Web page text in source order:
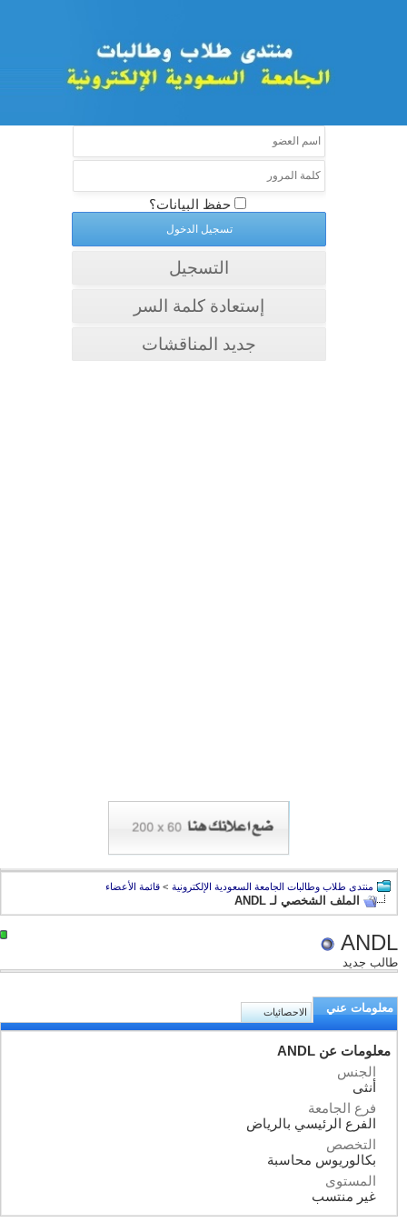
حفظ البيانات؟
التسجيل
إستعادة كلمة السر
جديد المناقشات
منتدى طلاب وطالبات الجامعة السعودية الإلكترونية > قائمة الأعضاء
الملف الشخصي لـ ANDL
ANDL
طالب جديد
معلومات عني الاحصائيات
معلومات عن ANDL
الجنس
أنثى
فرع الجامعة
الفرع الرئيسي بالرياض
التخصص
بكالوريوس محاسبة
المستوى
غير منتسب